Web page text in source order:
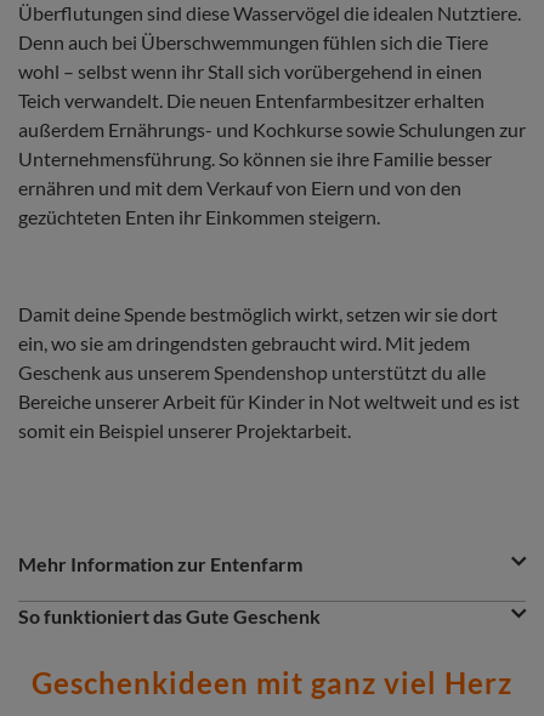
Überflutungen sind diese Wasservögel die idealen Nutztiere.
Denn auch bei Überschwemmungen fühlen sich die Tiere
wohl – selbst wenn ihr Stall sich vorübergehend in einen
Teich verwandelt. Die neuen Entenfarmbesitzer erhalten
außerdem Ernährungs- und Kochkurse sowie Schulungen zur
Unternehmensführung. So können sie ihre Familie besser
ernähren und mit dem Verkauf von Eiern und von den
gezüchteten Enten ihr Einkommen steigern.
Damit deine Spende bestmöglich wirkt, setzen wir sie dort
ein, wo sie am dringendsten gebraucht wird. Mit jedem
Geschenk aus unserem Spendenshop unterstützt du alle
Bereiche unserer Arbeit für Kinder in Not weltweit und es ist
somit ein Beispiel unserer Projektarbeit.
Question
Answer
Question
Mehr Information zur Entenfarm
Question
So funktioniert das Gute Geschenk
eine greifbare Spende. Entscheidest du dich z.B. für eine
Entenfarm, so wird dein Gutes Geschenk dort eingesetzt, wo
Geschenkideen mit ganz viel Herz